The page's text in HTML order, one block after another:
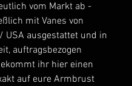
vom Markt ab -
mit Vanes von
USA ausgestattet und in
auftragsbezogen
ihr hier einen
auf eure Armbrust